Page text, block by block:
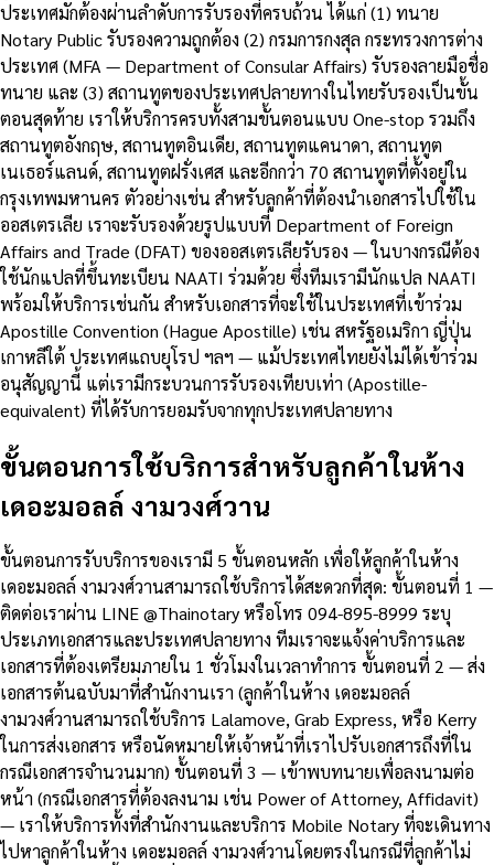
ประเทศมักต้องผ่านลำดับการรับรองที่ครบถ้วน ได้แก่ (1) ทนาย
Notary Public รับรองความถูกต้อง (2) กรมการกงสุล กระทรวงการต่าง
ประเทศ (MFA — Department of Consular Affairs) รับรองลายมือชื่อ
ทนาย และ (3) สถานทูตของประเทศปลายทางในไทยรับรองเป็นขั้น
ตอนสุดท้าย เราให้บริการครบทั้งสามขั้นตอนแบบ One-stop รวมถึง
สถานทูตอังกฤษ, สถานทูตอินเดีย, สถานทูตแคนาดา, สถานทูต
เนเธอร์แลนด์, สถานทูตฝรั่งเศส และอีกกว่า 70 สถานทูตที่ตั้งอยู่ใน
กรุงเทพมหานคร ตัวอย่างเช่น สำหรับลูกค้าที่ต้องนำเอกสารไปใช้ใน
ออสเตรเลีย เราจะรับรองด้วยรูปแบบที่ Department of Foreign
Affairs and Trade (DFAT) ของออสเตรเลียรับรอง — ในบางกรณีต้อง
ใช้นักแปลที่ขึ้นทะเบียน NAATI ร่วมด้วย ซึ่งทีมเรามีนักแปล NAATI
พร้อมให้บริการเช่นกัน สำหรับเอกสารที่จะใช้ในประเทศที่เข้าร่วม
Apostille Convention (Hague Apostille) เช่น สหรัฐอเมริกา ญี่ปุ่น
เกาหลีใต้ ประเทศแถบยุโรป ฯลฯ — แม้ประเทศไทยยังไม่ได้เข้าร่วม
อนุสัญญานี้ แต่เรามีกระบวนการรับรองเทียบเท่า (Apostille-
equivalent) ที่ได้รับการยอมรับจากทุกประเทศปลายทาง
ขั้นตอนการใช้บริการสำหรับลูกค้าในห้าง
เดอะมอลล์ งามวงศ์วาน
ขั้นตอนการรับบริการของเรามี 5 ขั้นตอนหลัก เพื่อให้ลูกค้าในห้าง
เดอะมอลล์ งามวงศ์วานสามารถใช้บริการได้สะดวกที่สุด: ขั้นตอนที่ 1 —
ติดต่อเราผ่าน LINE @Thainotary หรือโทร 094-895-8999 ระบุ
ประเภทเอกสารและประเทศปลายทาง ทีมเราจะแจ้งค่าบริการและ
เอกสารที่ต้องเตรียมภายใน 1 ชั่วโมงในเวลาทำการ ขั้นตอนที่ 2 — ส่ง
เอกสารต้นฉบับมาที่สำนักงานเรา (ลูกค้าในห้าง เดอะมอลล์
งามวงศ์วานสามารถใช้บริการ Lalamove, Grab Express, หรือ Kerry
ในการส่งเอกสาร หรือนัดหมายให้เจ้าหน้าที่เราไปรับเอกสารถึงที่ใน
กรณีเอกสารจำนวนมาก) ขั้นตอนที่ 3 — เข้าพบทนายเพื่อลงนามต่อ
หน้า (กรณีเอกสารที่ต้องลงนาม เช่น Power of Attorney, Affidavit)
— เราให้บริการทั้งที่สำนักงานและบริการ Mobile Notary ที่จะเดินทาง
ไปหาลูกค้าในห้าง เดอะมอลล์ งามวงศ์วานโดยตรงในกรณีที่ลูกค้าไม่